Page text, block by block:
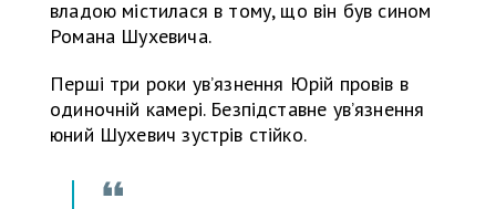
владою містилася в тому, що він був сином
Романа Шухевича.
Перші три роки увʼязнення Юрій провів в
одиночній камері. Безпідставне увʼязнення
юний Шухевич зустрів стійко.